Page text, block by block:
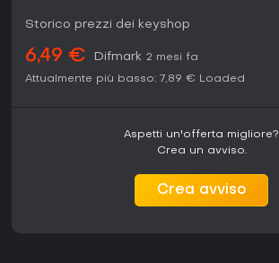
Storico prezzi dei keyshop
6,49 € Difmark 2 mesi fa
Attualmente più basso: 7,89 € Loaded
Aspetti un'offerta migliore?
Crea un avviso.
Crea avviso